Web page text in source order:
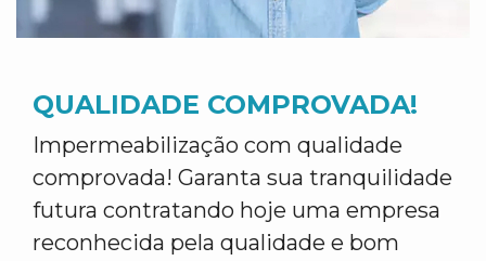
QUALIDADE COMPROVADA!
Impermeabilização com qualidade
comprovada! Garanta sua tranquilidade
futura contratando hoje uma empresa
reconhecida pela qualidade e bom